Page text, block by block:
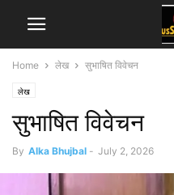
Home लेख सुभाषित विवेचन
लेख
सुभाषित विवेचन
By Alka Bhujbal - July 2, 2026